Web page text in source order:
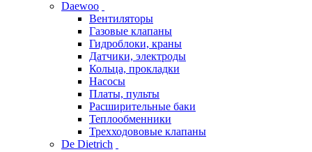
Daewoo
Вентиляторы
Газовые клапаны
Гидроблоки, краны
Датчики, электроды
Кольца, прокладки
Насосы
Платы, пульты
Расширительные баки
Теплообменники
Трехходововые клапаны
De Dietrich